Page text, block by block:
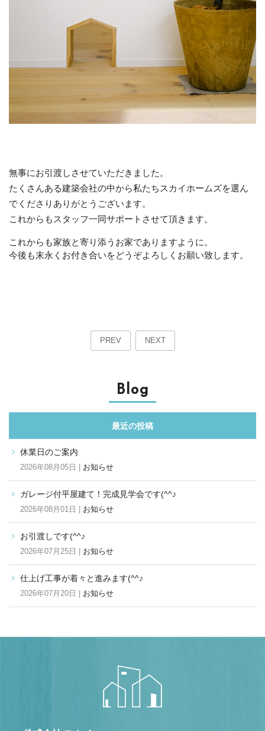
無事にお引渡しさせていただきました。
たくさんある建築会社の中から私たちスカイホームズを選ん
でくださりありがとうございます。
これからもスタッフ一同サポートさせて頂きます。
これからも家族と寄り添うお家でありますように。
今後も末永くお付き合いをどうぞよろしくお願い致します。
PREV NEXT
Blog
最近の投稿
休業日のご案内
2026年08月05日 | お知らせ
ガレージ付平屋建て！完成見学会です(^^♪
2026年08月01日 | お知らせ
お引渡しです(^^♪
2026年07月25日 | お知らせ
仕上げ工事が着々と進みます(^^♪
2026年07月20日 | お知らせ